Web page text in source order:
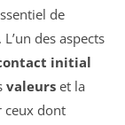
de
. L’un des aspects
initial
valeurs et la
ceux dont